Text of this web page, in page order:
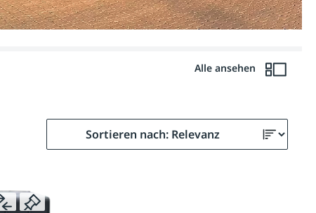
Alle ansehen